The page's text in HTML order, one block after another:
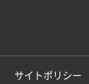
サイトポリシー